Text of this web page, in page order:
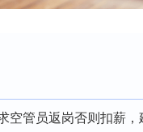
空管员返岗否则扣薪